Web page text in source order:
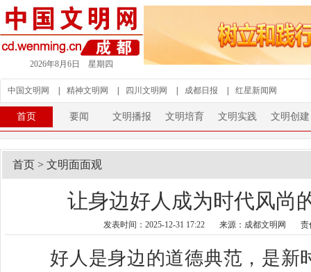
2026年8月6日 星期四
中国文明网 精神文明网 四川文明网 成都日报 红星新闻网
首页 要闻 文明播报 文明培育 文明实践 文明创建
首页 > 文明面面观
让身边好人成为时代风尚
发表时间：2025-12-31 17:22 来源：成都文明网 责
好人是身边的道德典范，是新